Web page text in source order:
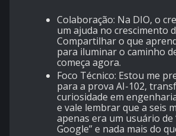
Colaboração: Na DIO, o
um ajuda no crescimento
Compartilhar o que
para iluminar o caminho
começa agora.
Foco Técnico: Estou me
para a prova AI-102,
curiosidade em
e vale lembrar que a seis
apenas era um usuário de
Google” e nada mais do